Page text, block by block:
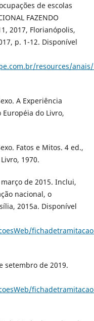
de escolas
FAZENDO
2017, Florianópolis,
p. 1-12. Disponível
resources/anais/
A Experiência
Européia do Livro,
Fatos e Mitos. 4 ed.,
1970.
março de 2015. Inclui,
nacional, o
2015a. Disponível
setembro de 2019.